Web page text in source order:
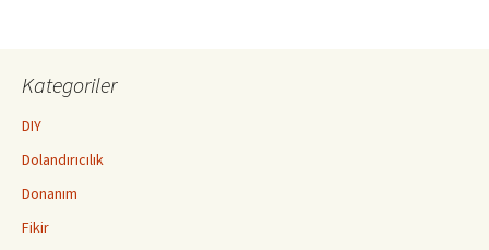
Kategoriler
DIY
Dolandırıcılık
Donanım
Fikir